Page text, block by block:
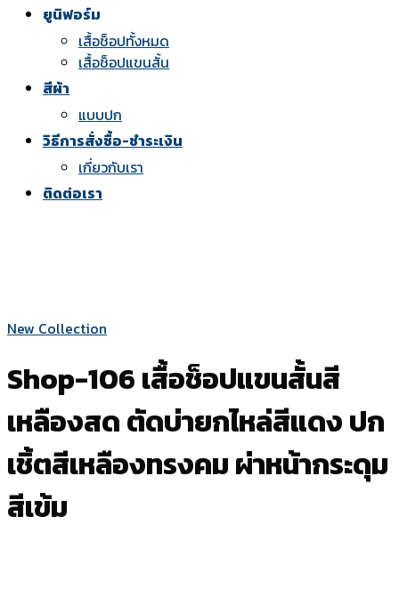
ยูนิฟอร์ม
เสื้อช็อปทั้งหมด
เสื้อช็อปแขนสั้น
สีผ้า
แบบปก
วิธีการสั่งซื้อ-ชำระเงิน
เกี่ยวกับเรา
ติดต่อเรา
New Collection
Shop-106 เสื้อช็อปแขนสั้นสี
เหลืองสด ตัดบ่ายกไหล่สีแดง ปก
เชิ้ตสีเหลืองทรงคม ผ่าหน้ากระดุม
สีเข้ม